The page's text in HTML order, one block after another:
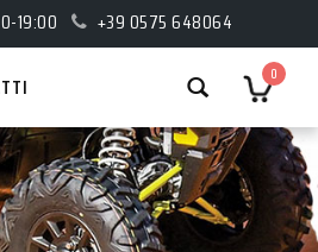
19:00 +39 0575 648064
0